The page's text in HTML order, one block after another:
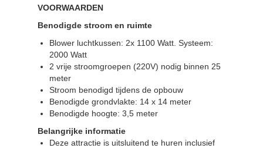
VOORWAARDEN
Benodigde stroom en ruimte
Blower luchtkussen: 2x 1100 Watt. Systeem:
2000 Watt
2 vrije stroomgroepen (220V) nodig binnen 25
meter
Stroom benodigd tijdens de opbouw
Benodigde grondvlakte: 14 x 14 meter
Benodigde hoogte: 3,5 meter
Belangrijke informatie
Deze attractie is uitsluitend te huren inclusief